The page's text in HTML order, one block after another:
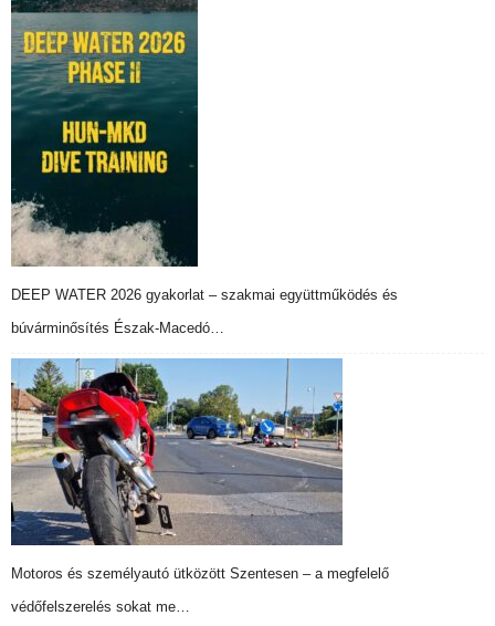
DEEP WATER 2026 gyakorlat – szakmai együttműködés és
búvárminősítés Észak-Macedó…
Motoros és személyautó ütközött Szentesen – a megfelelő
védőfelszerelés sokat me…